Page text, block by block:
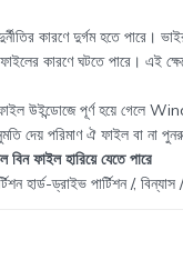
কারণে দুর্গম হতে পারে।
ফাইলের কারণে ঘটতে পারে।
উইন্ডোজে পূর্ণ হয়ে গেলে
দেয় পরিমাণ ঐ ফাইল বা না
বিন ফাইল হারিয়ে যেতে পারে
হার্ড-ড্রাইভ পার্টিশন /,